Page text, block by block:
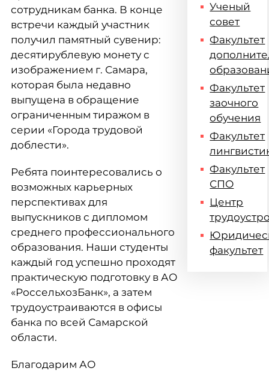
сотрудникам банка. В конце
встречи каждый участник
получил памятный сувенир:
десятирублевую монету с
изображением г. Самара,
которая была недавно
выпущена в обращение
ограниченным тиражом в
серии «Города трудовой
доблести».
Ребята поинтересовались о
возможных карьерных
перспективах для
выпускников с дипломом
среднего профессионального
образования. Наши студенты
каждый год успешно проходят
практическую подготовку в АО
«РоссельхозБанк», а затем
трудоустраиваются в офисы
банка по всей Самарской
области.
Благодарим АО
Ученый
совет
Факультет
Факультет
заочного
обучения
Факультет
Факультет
СПО
Центр
факультет